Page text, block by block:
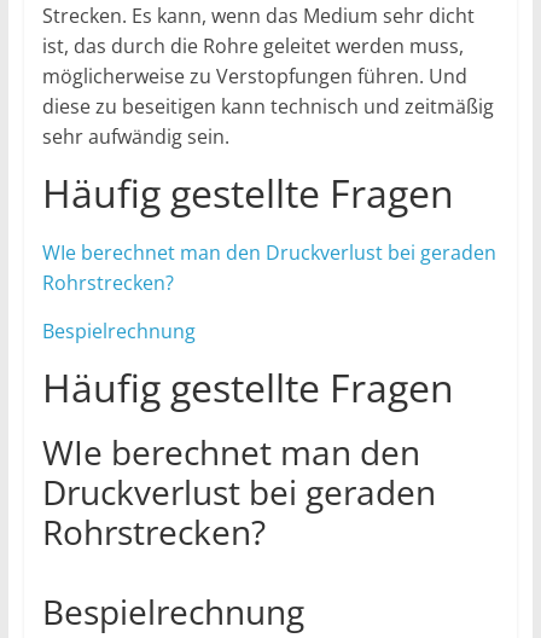
Strecken. Es kann, wenn das Medium sehr dicht
ist, das durch die Rohre geleitet werden muss,
möglicherweise zu Verstopfungen führen. Und
diese zu beseitigen kann technisch und zeitmäßig
sehr aufwändig sein.
Häufig gestellte Fragen
WIe berechnet man den Druckverlust bei geraden
Rohrstrecken?
Bespielrechnung
Häufig gestellte Fragen
WIe berechnet man den
Druckverlust bei geraden
Rohrstrecken?
Bespielrechnung